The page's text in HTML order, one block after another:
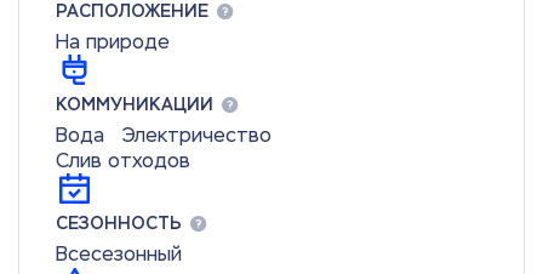
РАСПОЛОЖЕНИЕ
На природе
КОММУНИКАЦИИ
Вода
Электричество
Слив отходов
СЕЗОННОСТЬ
Всесезонный